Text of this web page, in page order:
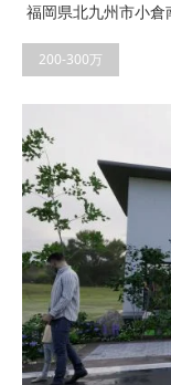
福岡県北九州市小
200-300万